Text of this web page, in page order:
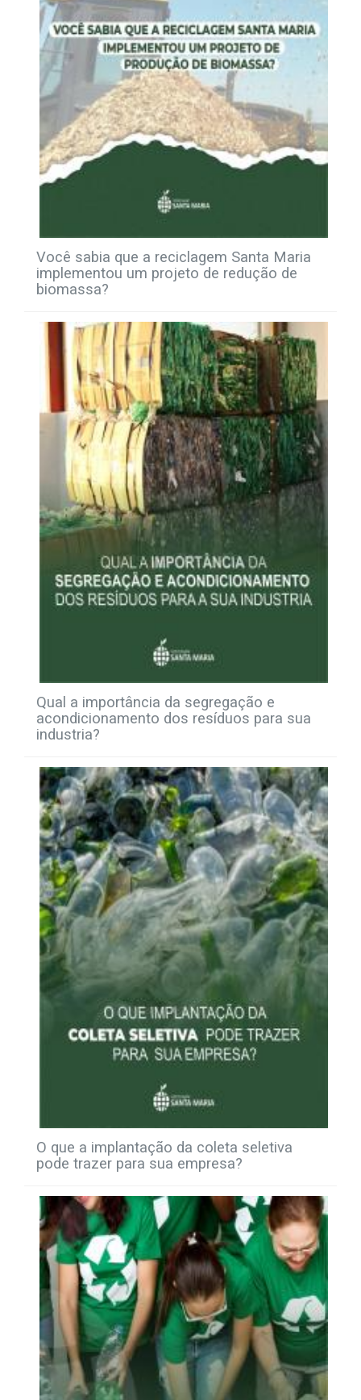
Você sabia que a reciclagem Santa Maria
implementou um projeto de redução de
biomassa?
Qual a importância da segregação e
acondicionamento dos resíduos para sua
industria?
O que a implantação da coleta seletiva
pode trazer para sua empresa?